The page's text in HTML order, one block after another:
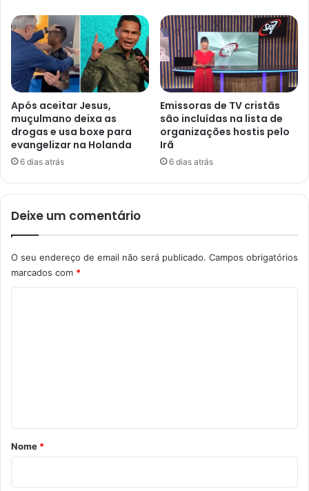
Após aceitar Jesus,
muçulmano deixa as
drogas e usa boxe para
evangelizar na Holanda
6 dias atrás
Emissoras de TV cristãs
são incluídas na lista de
organizações hostis pelo
Irã
6 dias atrás
Deixe um comentário
O seu endereço de email não será publicado. Campos obrigatórios
marcados com *
r
o
Nome *